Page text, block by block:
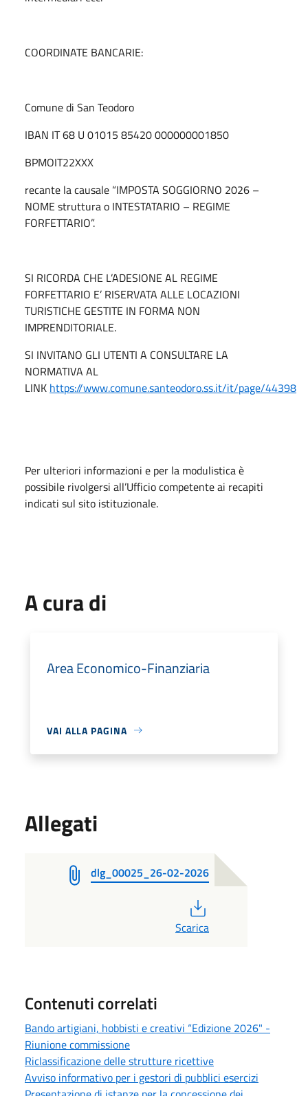
COORDINATE BANCARIE:
Comune di San Teodoro
IBAN IT 68 U 01015 85420 000000001850
BPMOIT22XXX
recante la causale “IMPOSTA SOGGIORNO 2026 –
NOME struttura o INTESTATARIO – REGIME
FORFETTARIO”.
SI RICORDA CHE L’ADESIONE AL REGIME
FORFETTARIO E’ RISERVATA ALLE LOCAZIONI
TURISTICHE GESTITE IN FORMA NON
IMPRENDITORIALE.
SI INVITANO GLI UTENTI A CONSULTARE LA
NORMATIVA AL
LINK https://www.comune.santeodoro.ss.it/it/page/44398
Per ulteriori informazioni e per la modulistica è
possibile rivolgersi all’Ufficio competente ai recapiti
indicati sul sito istituzionale.
A cura di
Area Economico-Finanziaria
VAI ALLA PAGINA
Allegati
dlg_00025_26-02-2026
Scarica
Contenuti correlati
Bando artigiani, hobbisti e creativi “Edizione 2026" -
Riunione commissione
Riclassificazione delle strutture ricettive
Avviso informativo per i gestori di pubblici esercizi